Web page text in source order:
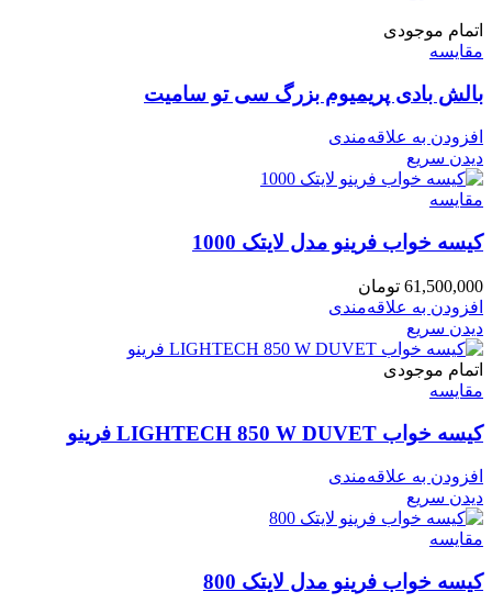
اتمام موجودی
مقایسه
بالش بادی پریمیوم بزرگ سی تو سامیت
افزودن به علاقه‌مندی
دیدن سریع
مقایسه
کیسه خواب فرینو مدل لایتک 1000
61,500,000 تومان
افزودن به علاقه‌مندی
دیدن سریع
اتمام موجودی
مقایسه
کیسه خواب LIGHTECH 850 W DUVET فرینو
افزودن به علاقه‌مندی
دیدن سریع
مقایسه
کیسه خواب فرینو مدل لایتک 800